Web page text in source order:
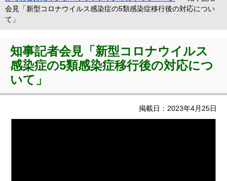
会見「新型コロナウイルス感染症の5類感染症移行後の対応につい
て」
知事記者会見「新型コロナウイルス
感染症の5類感染症移行後の対応につ
いて」
掲載日：2023年4月25日